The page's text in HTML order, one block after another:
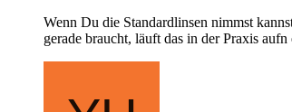
Wenn Du die Standardlinsen nimmst
gerade braucht, läuft das in der Praxis